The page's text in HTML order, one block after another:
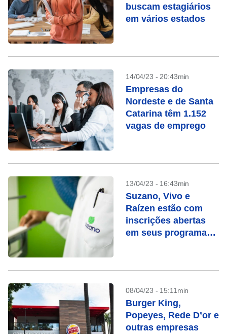
buscam estagiários
em vários estados
14/04/23 - 20:43min
Empresas do
Nordeste e de Santa
Catarina têm 1.152
vagas de emprego
13/04/23 - 16:43min
Suzano, Vivo e
Raízen estão com
inscrições abertas
em seus programas
08/04/23 - 15:11min
Burger King,
Popeyes, Rede D’or e
outras empresas